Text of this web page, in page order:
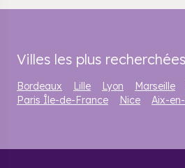
Villes les plus recherchées
Bordeaux Lille Lyon Marseille
Paris Île-de-France
Nice Aix-